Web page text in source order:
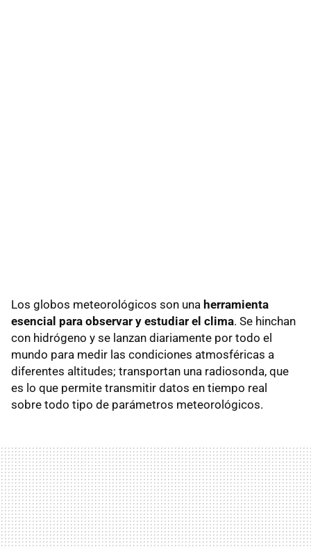
Los globos meteorológicos son una herramienta
esencial para observar y estudiar el clima. Se hinchan
con hidrógeno y se lanzan diariamente por todo el
mundo para medir las condiciones atmosféricas a
diferentes altitudes; transportan una radiosonda, que
es lo que permite transmitir datos en tiempo real
sobre todo tipo de parámetros meteorológicos.